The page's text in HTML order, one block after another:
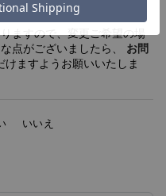
ますので、変更ご希望の場
点がございましたら、
お問
けますようお願いいたしま
いいえ